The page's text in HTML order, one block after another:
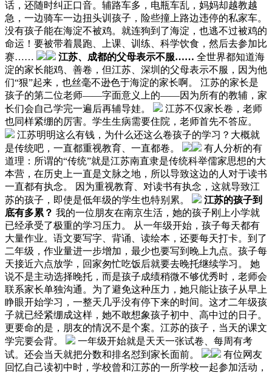
话，还随时纠正口音。辅路车多，电瓶车乱，妈妈却越教越
急，一边骑车一边扭头训孩子，险些撞上路边违停的私家车。
没有孩子能在海淀不被鸡。就连狗到了海淀，也逃不过被鸡的
命运！要被带着晨跑、上课、训练、科学饮食，然后去参加比
赛……
江苏、成都的父母表示不服…… 全世界都知道海
淀的家长能鸡、善卷，但江苏、深圳的父母表示不服，因为他
们“狠”起来，也丝毫不逊色于海淀的家长啊。 江苏的家长是
孩子的第二位老师——字面意义上的——因为所有的教辅，家
长们会自己学完一遍后再辅导娃。
江苏不仅家长卷，老师
也同样紧绷的厉害。学生生病需要住院，老师首先不答应。
江苏明明这么有钱，为什么还这么卷孩子的学习？大概就
是传统吧，一直都重视教育、一直都卷。
有人分析的有
道理：所谓的“传统”就是江苏南直隶是传统科举儒家思想的大
本营，在历史上一直是文脉之地，所以导致这边的人对于读书
一直都有执念。 因为重视教育、对读书有执念，这就导致江
苏的孩子，即使是低年级的学生也特别累。
江苏的孩子到
底有多累？ 我的一位朋友在南京生活，她的孩子刚上小学就
已经承受了极重的学习压力。 从一年级开始，孩子每天都有
大量作业。语文要写字、背诵、读绘本，还要每天打卡。到了
二年级，作业量进一步增加，最少也要写到晚上九点。孩子每
天接近六点放学，回家匆忙吃饭后就要去晚托继续学习。 她
说不是主动选择晚托，而是孩子成绩稍微不够优秀时，老师会
联系家长单独沟通。为了避免这种压力，她只能让孩子从早上
睁眼开始学习，一整天几乎没有停下来的时间。这才二年级孩
子就已经紧绷成这样，她不敢想象孩子初中、高中过的日子。
更要命的是，朋友的情况不是个案。江苏的孩子，当天的课文
学完要会背。
一年级开始就是天天一张试卷、每周有考
试。还会当天就把分数和排名怼到家长面前。
有位网友
回忆自己读初中时，学校曾和江苏的一所学校一起参加活动，